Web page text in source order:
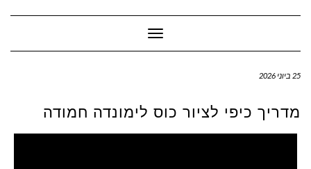
Toggle Navigation
25 ביוני 2026
מדריך כיפי לציור כוס לימונדה חמודה